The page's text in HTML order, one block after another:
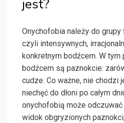
jest?
Onychofobia należy do
czyli intensywnych,
konkretnym bodźcem. W tym
bodźcem są paznokcie:
cudze. Co ważne, nie chodzi
niechęć do dłoni po całym
onychofobią może
widok obgryzionych